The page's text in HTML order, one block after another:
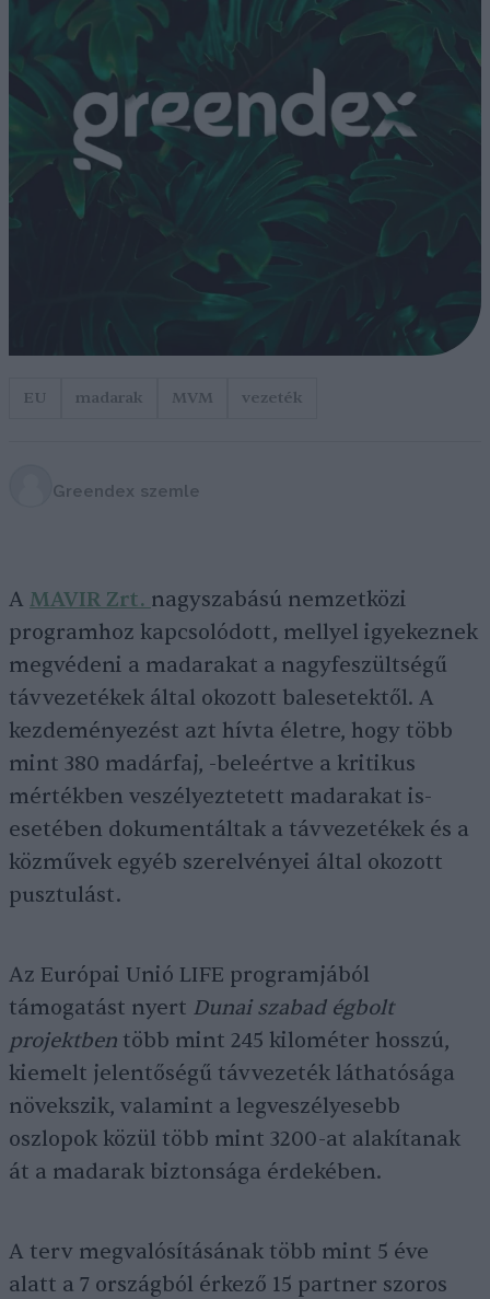
EU madarak MVM vezeték
Greendex szemle
A MAVIR Zrt. nagyszabású nemzetközi
programhoz kapcsolódott, mellyel igyekeznek
megvédeni a madarakat a nagyfeszültségű
távvezetékek által okozott balesetektől. A
kezdeményezést azt hívta életre, hogy több
mint 380 madárfaj, -beleértve a kritikus
mértékben veszélyeztetett madarakat is-
esetében dokumentáltak a távvezetékek és a
közművek egyéb szerelvényei által okozott
pusztulást.
Az Európai Unió LIFE programjából
támogatást nyert Dunai szabad égbolt
projektben több mint 245 kilométer hosszú,
kiemelt jelentőségű távvezeték láthatósága
növekszik, valamint a legveszélyesebb
oszlopok közül több mint 3200-at alakítanak
át a madarak biztonsága érdekében.
A terv megvalósításának több mint 5 éve
alatt a 7 országból érkező 15 partner szoros